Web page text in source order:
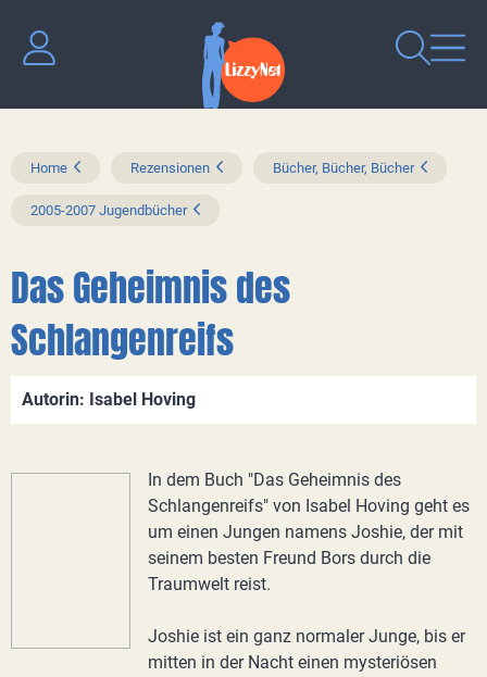
Home Rezensionen Bücher, Bücher, Bücher
2005-2007 Jugendbücher
Das Geheimnis des
Schlangenreifs
Autorin: Isabel Hoving
In dem Buch "Das Geheimnis des
Schlangenreifs" von Isabel Hoving geht es
um einen Jungen namens Joshie, der mit
seinem besten Freund Bors durch die
Traumwelt reist.
Joshie ist ein ganz normaler Junge, bis er
mitten in der Nacht einen mysteriösen